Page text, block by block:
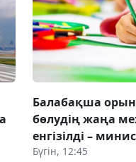
Балабақша
бөлудің жаңа
енгізілді –
Бүгін, 12:45